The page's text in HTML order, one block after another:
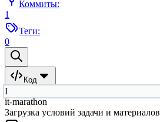
Коммиты:
1
Теги:
0
Код
I
it-marathon
Загрузка условий задачи и материалов